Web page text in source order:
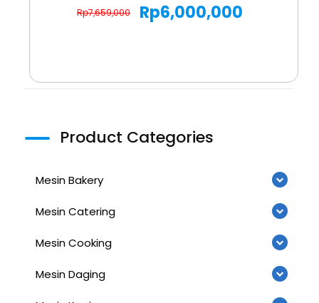
Rp6,000,000
Rp7,659,000
Product Categories
Mesin Bakery
Mesin Catering
Mesin Cooking
Mesin Daging